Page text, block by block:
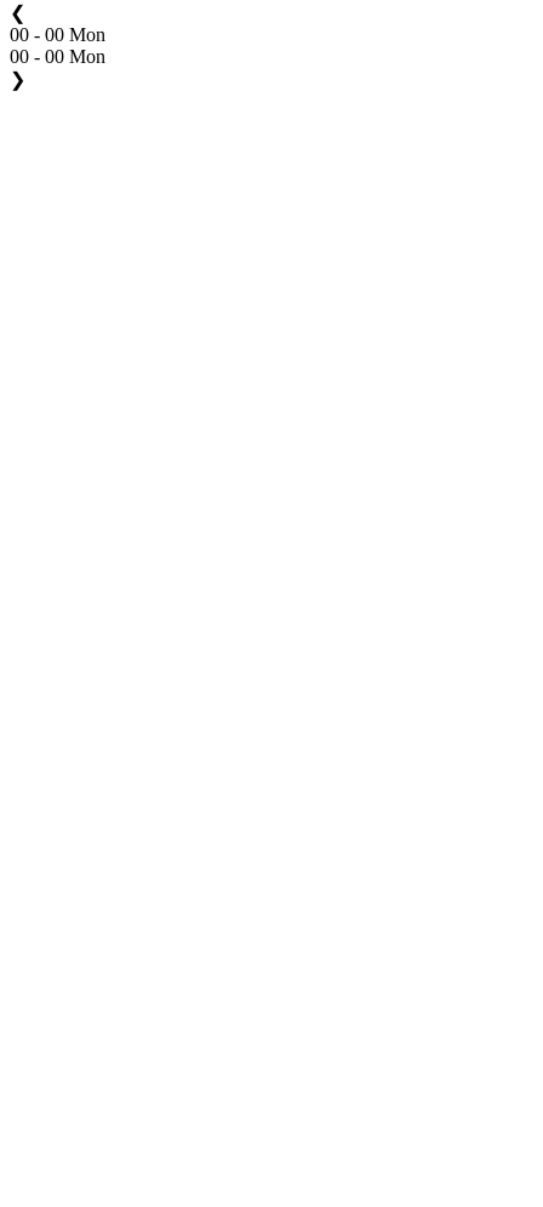
❮
00 - 00 Mon
00 - 00 Mon
❯